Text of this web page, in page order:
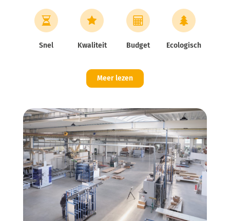
Snel Kwaliteit Budget Ecologisch
Meer lezen